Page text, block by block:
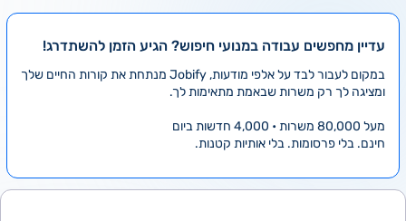
עדיין מחפשים עבודה במנועי חיפוש? הגיע הזמן להשתדרג!
במקום לעבור לבד על אלפי מודעות, Jobify מנתחת את קורות החיים שלך
ומציגה לך רק משרות שבאמת מתאימות לך.
מעל 80,000 משרות • 4,000 חדשות ביום
חינם. בלי פרסומות. בלי אותיות קטנות.